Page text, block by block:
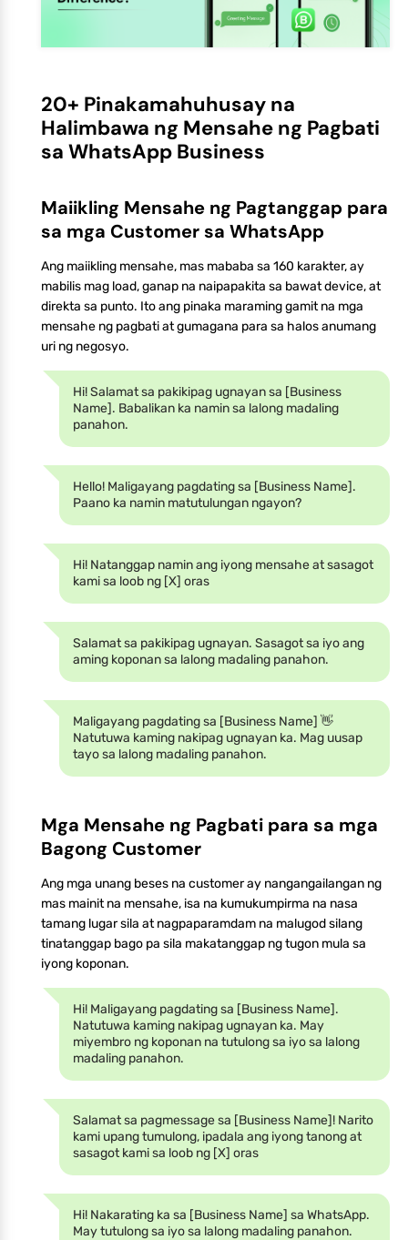
20+ Pinakamahuhusay na
Halimbawa ng Mensahe ng Pagbati
sa WhatsApp Business
Maiikling Mensahe ng Pagtanggap para
sa mga Customer sa WhatsApp
Ang maiikling mensahe, mas mababa sa 160 karakter, ay
mabilis mag load, ganap na naipapakita sa bawat device, at
direkta sa punto. Ito ang pinaka maraming gamit na mga
mensahe ng pagbati at gumagana para sa halos anumang
uri ng negosyo.
Hi! Salamat sa pakikipag ugnayan sa [Business
Name]. Babalikan ka namin sa lalong madaling
panahon.
Hello! Maligayang pagdating sa [Business Name].
Paano ka namin matutulungan ngayon?
Hi! Natanggap namin ang iyong mensahe at sasagot
kami sa loob ng [X] oras
Salamat sa pakikipag ugnayan. Sasagot sa iyo ang
aming koponan sa lalong madaling panahon.
Maligayang pagdating sa [Business Name] 👋
Natutuwa kaming nakipag ugnayan ka. Mag uusap
tayo sa lalong madaling panahon.
Mga Mensahe ng Pagbati para sa mga
Bagong Customer
Ang mga unang beses na customer ay nangangailangan ng
mas mainit na mensahe, isa na kumukumpirma na nasa
tamang lugar sila at nagpaparamdam na malugod silang
tinatanggap bago pa sila makatanggap ng tugon mula sa
iyong koponan.
Hi! Maligayang pagdating sa [Business Name].
Natutuwa kaming nakipag ugnayan ka. May
miyembro ng koponan na tutulong sa iyo sa lalong
madaling panahon.
Salamat sa pagmessage sa [Business Name]! Narito
kami upang tumulong, ipadala ang iyong tanong at
sasagot kami sa loob ng [X] oras
Hi! Nakarating ka sa [Business Name] sa WhatsApp.
May tutulong sa iyo sa lalong madaling panahon.